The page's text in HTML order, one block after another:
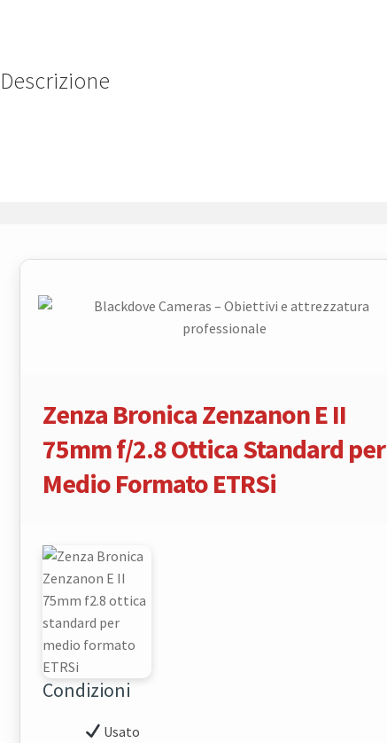
Descrizione
Zenza Bronica Zenzanon E II
75mm f/2.8 Ottica Standard per
Medio Formato ETRSi
Condizioni
Usato